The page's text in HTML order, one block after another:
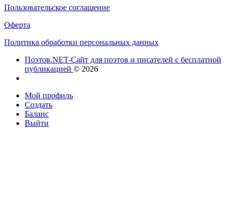
Пользовательское соглашение
Оферта
Политика обработки персональных данных
Поэтов.NET-Сайт для поэтов и писателей с бесплатной
публикацией © 2026
Мой профиль
Создать
Баланс
Выйти